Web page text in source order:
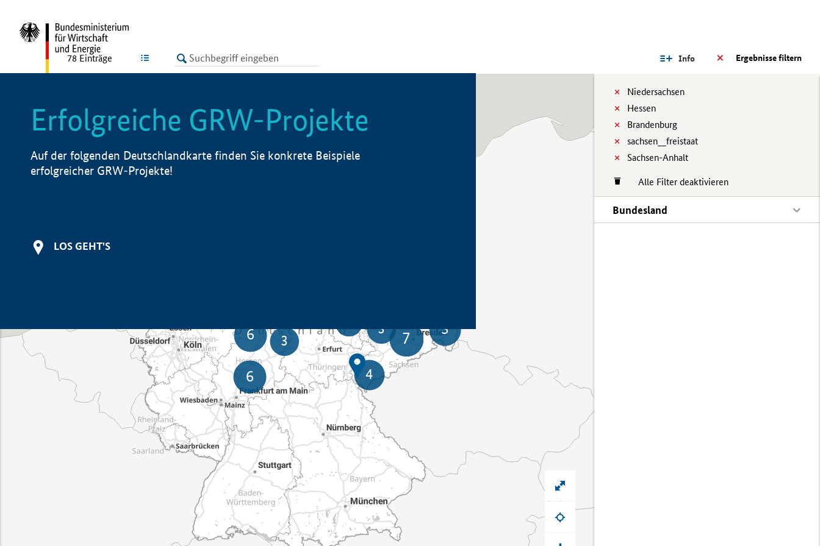
LISTE Ergebnisse filtern
Info
Niedersachsen
Hessen
Brandenburg
sachsen__freistaat
Sachsen-Anhalt
Alle Filter deaktivieren
Bundesland
78 Einträge
Erfolgreiche GRW-Projekte
Auf der folgenden Deutschlandkarte finden Sie konkrete Beispiele
erfolgreicher GRW-Projekte!
LOS GEHT'S